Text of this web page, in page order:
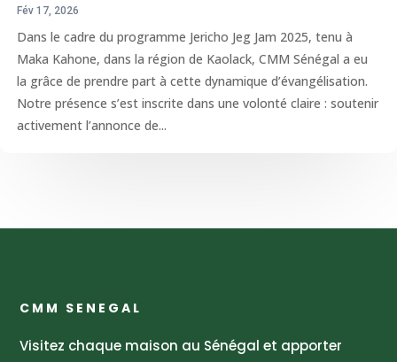
Fév 17, 2026
Dans le cadre du programme Jericho Jeg Jam 2025, tenu à
Maka Kahone, dans la région de Kaolack, CMM Sénégal a eu
la grâce de prendre part à cette dynamique d’évangélisation.
Notre présence s’est inscrite dans une volonté claire : soutenir
activement l’annonce de...
CMM SENEGAL
Visitez chaque maison au Sénégal et apporter